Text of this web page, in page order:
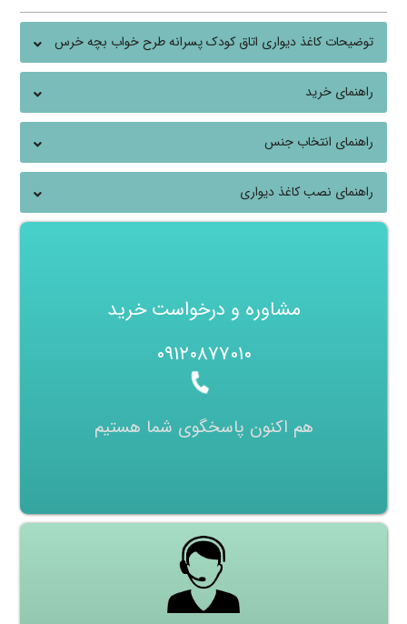
توضیحات کاغذ دیواری اتاق کودک پسرانه طرح خواب بچه خرس
راهنمای خرید
راهنمای انتخاب جنس
راهنمای نصب کاغذ دیواری
مشاوره و درخواست خرید
۰۹۱۲۰۸۷۷۰۱۰
هم اکنون پاسخگوی شما هستیم